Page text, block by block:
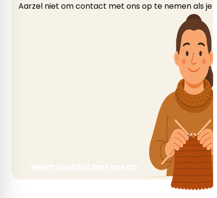
Aarzel niet om contact met ons op te nemen als